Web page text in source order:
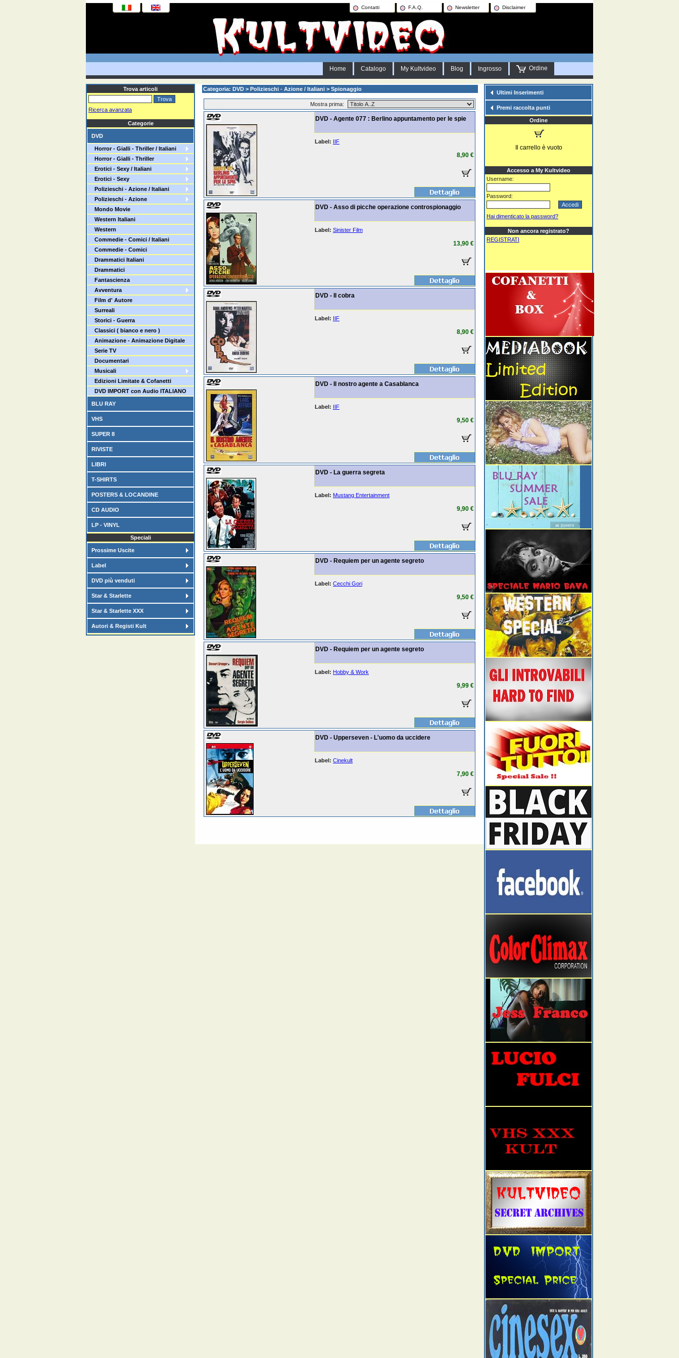
Contatti F.A.Q. Newsletter Disclaimer
Home Catalogo My Kultvideo Blog Ingrosso Ordine
Trova articoli
Ricerca avanzata
Categorie
DVD
Horror - Gialli - Thriller / Italiani
Horror - Gialli - Thriller
Erotici - Sexy / Italiani
Erotici - Sexy
Polizieschi - Azione / Italiani
Polizieschi - Azione
Mondo Movie
Western Italiani
Western
Commedie - Comici / Italiani
Commedie - Comici
Drammatici Italiani
Drammatici
Fantascienza
Avventura
Film d' Autore
Surreali
Storici - Guerra
Classici ( bianco e nero )
Animazione - Animazione Digitale
Serie TV
Documentari
Musicali
Edizioni Limitate & Cofanetti
DVD IMPORT con Audio ITALIANO
BLU RAY
VHS
SUPER 8
RIVISTE
LIBRI
T-SHIRTS
POSTERS & LOCANDINE
CD AUDIO
LP - VINYL
Speciali
Prossime Uscite
Label
DVD più venduti
Star & Starlette
Star & Starlette XXX
Autori & Registi Kult
Categoria: DVD > Polizieschi - Azione / Italiani > Spionaggio
Mostra prima:
DVD - Agente 077 : Berlino appuntamento per le spie
Label: IIF
8,90 €
DVD - Asso di picche operazione controspionaggio
Label: Sinister Film
13,90 €
DVD - Il cobra
Label: IIF
8,90 €
DVD - Il nostro agente a Casablanca
Label: IIF
9,50 €
DVD - La guerra segreta
Label: Mustang Entertainment
9,90 €
DVD - Requiem per un agente segreto
Label: Cecchi Gori
9,50 €
DVD - Requiem per un agente segreto
Label: Hobby & Work
9,99 €
DVD - Upperseven - L'uomo da uccidere
Label: Cinekult
7,90 €
Ultimi Inserimenti
Premi raccolta punti
Ordine
Il carrello è vuoto
Accesso a My Kultvideo
Username:
Password:
Hai dimenticato la password?
Non ancora registrato?
REGISTRATI